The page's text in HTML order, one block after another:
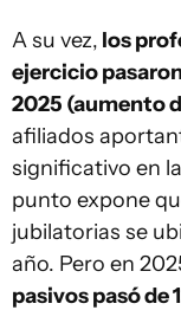
A su vez, los
ejercicio pasaron
2025 (aumento
afiliados
significativo en
punto expone
jubilatorias se
año. Pero en
pasivos pasó de